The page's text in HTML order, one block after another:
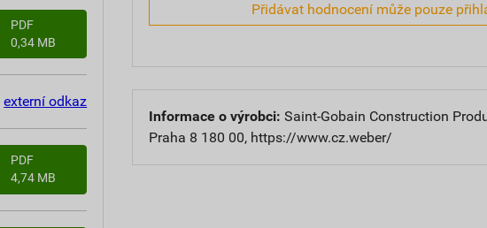
PDF
0,34 MB
externí odkaz
PDF
4,74 MB
Přidávat hodnocení může pouze
Informace o výrobci: Saint-Gobain Construction
Praha 8 180 00, https://www.cz.weber/